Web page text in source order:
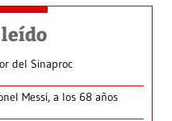
leído
del Sinaproc
Messi, a los 68 años